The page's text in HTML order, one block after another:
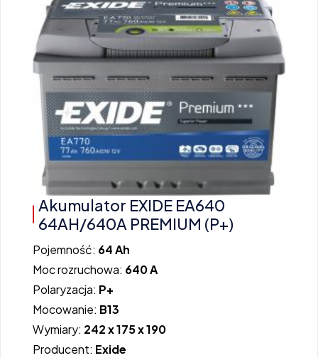
Akumulator EXIDE EA640
64AH/640A PREMIUM (P+)
Pojemność: 64 Ah
Moc rozruchowa: 640 A
Polaryzacja: P+
Mocowanie: B13
Wymiary: 242 x 175 x 190
Producent: Exide